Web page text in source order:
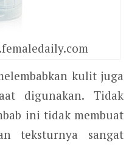
kulit juga
digunakan. Tidak
ini tidak membuat
teksturnya sangat